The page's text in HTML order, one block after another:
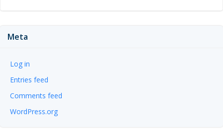
Meta
Log in
Entries feed
Comments feed
WordPress.org